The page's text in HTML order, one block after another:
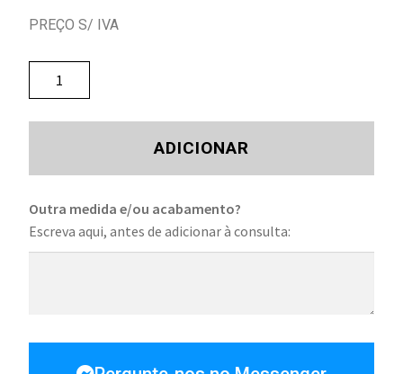
PREÇO S/ IVA
ADICIONAR
Outra medida e/ou acabamento?
Escreva aqui, antes de adicionar à consulta: